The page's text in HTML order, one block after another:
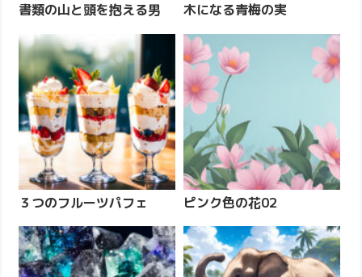
書類の山と頭を抱える男 木になる青梅の実
３つのフルーツパフェ ピンク色の花02